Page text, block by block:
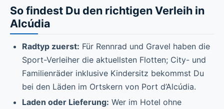
So findest Du den richtigen Verleih in
Alcúdia
Radtyp zuerst: Für Rennrad und Gravel haben die
Sport-Verleiher die aktuellsten Flotten; City- und
Familienräder inklusive Kindersitz bekommst Du
bei den Läden im Ortskern von Port d’Alcúdia.
Laden oder Lieferung: Wer im Hotel ohne